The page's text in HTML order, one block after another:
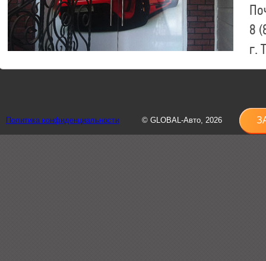
8
г.
8
Политика конфиденциальности © GLOBAL-Авто, 2026